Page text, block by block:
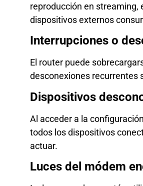
reproducción en streaming,
dispositivos externos
Interrupciones o
El router puede
desconexiones recurrentes
Dispositivos
Al acceder a la
todos los dispositivos
actuar.
Luces del módem